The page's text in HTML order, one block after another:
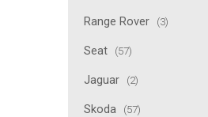
Range Rover (3)
Seat (57)
Jaguar (2)
Skoda (57)